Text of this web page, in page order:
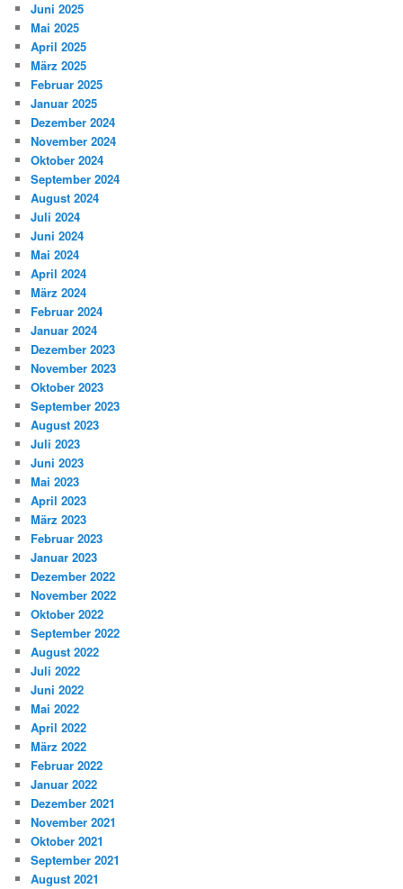
Juni 2025
Mai 2025
April 2025
März 2025
Februar 2025
Januar 2025
Dezember 2024
November 2024
Oktober 2024
September 2024
August 2024
Juli 2024
Juni 2024
Mai 2024
April 2024
März 2024
Februar 2024
Januar 2024
Dezember 2023
November 2023
Oktober 2023
September 2023
August 2023
Juli 2023
Juni 2023
Mai 2023
April 2023
März 2023
Februar 2023
Januar 2023
Dezember 2022
November 2022
Oktober 2022
September 2022
August 2022
Juli 2022
Juni 2022
Mai 2022
April 2022
März 2022
Februar 2022
Januar 2022
Dezember 2021
November 2021
Oktober 2021
September 2021
August 2021